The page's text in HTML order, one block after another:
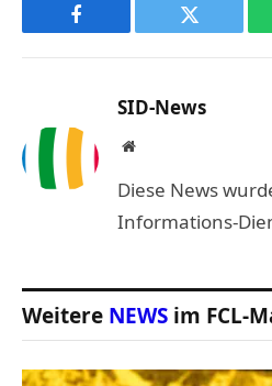
Facebook Twitter
SID-News
Website
Diese News
Informations-
Weitere NEWS im FCL-